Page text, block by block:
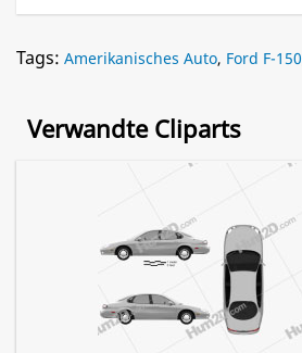
Tags: Amerikanisches Auto, Ford F-150
Verwandte Cliparts